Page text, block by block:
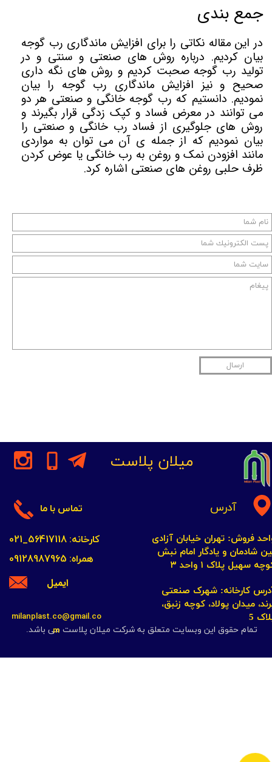
جمع بندی
در این مقاله نکاتی را برای افزایش ماندگاری رب گوجه
بیان کردیم. درباره روش های صنعتی و سنتی و در
تولید رب گوجه صحبت کردیم و روش های نگه داری
صحیح و نیز افزایش ماندگاری رب گوجه را بیان
نمودیم‌. دانستیم که رب گوجه خانگی و صنعتی هر دو
می توانند در معرض فساد و کپک زدگی قرار بگیرند و
روش های جلوگیری از فساد رب خانگی و صنعتی را
بیان نمودیم که از جمله ی آن می توان به مواردی
مانند افزودن نمک و روغن به رب خانگی یا عوض کردن
ظرف حلبی روغن های صنعتی اشاره کرد.
ارسال
تمام حقوق این وبسایت متعلق به شرکت میلان پلاست می باشد.
تماس با ما
میلان پلاست
کارخانه: 56417118_021
همراه: 09128987965
آدرس
فروش: تهران خیابان آزادی
شادمان و یادگار امام نبش
سهیل پلاک ۱ واحد ۳​​​​​​​
کارخانه: شهرک صنعتی
میدان پولاد، کوچه زنبق،
5
ایمیل
milanplast.co@gmail.co
m